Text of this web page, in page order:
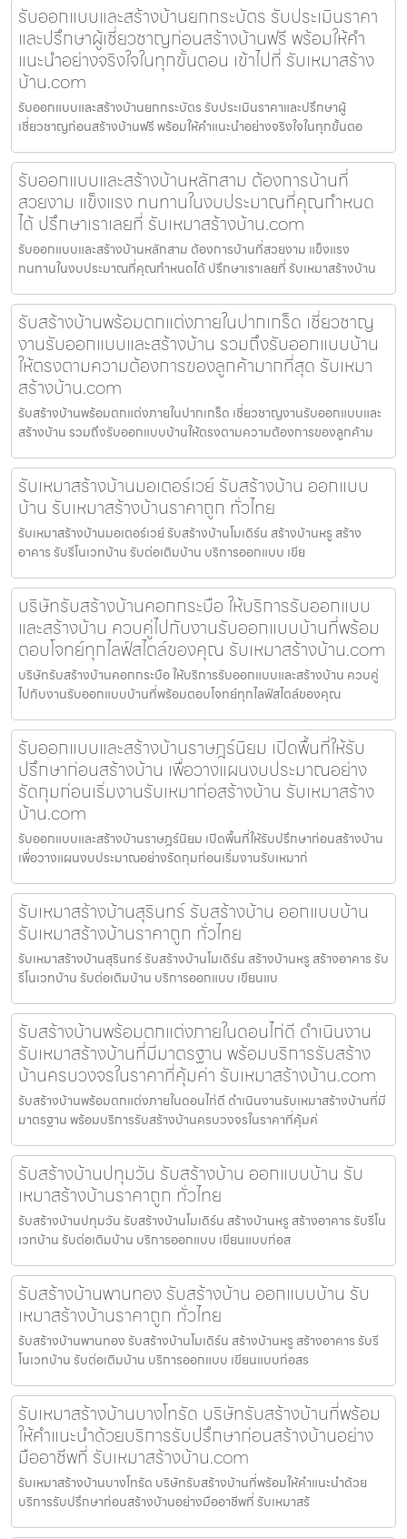
รับออกแบบและสร้างบ้านยกกระบัตร รับประเมินราคา
และปรึกษาผู้เชี่ยวชาญก่อนสร้างบ้านฟรี พร้อมให้คำ
แนะนำอย่างจริงใจในทุกขั้นตอน เข้าไปที่ รับเหมาสร้าง
บ้าน.com
รับออกแบบและสร้างบ้านยกกระบัตร รับประเมินราคาและปรึกษาผู้
เชี่ยวชาญก่อนสร้างบ้านฟรี พร้อมให้คำแนะนำอย่างจริงใจในทุกขั้นตอ
รับออกแบบและสร้างบ้านหลักสาม ต้องการบ้านที่
สวยงาม แข็งแรง ทนทานในงบประมาณที่คุณกำหนด
ได้ ปรึกษาเราเลยที่ รับเหมาสร้างบ้าน.com
รับออกแบบและสร้างบ้านหลักสาม ต้องการบ้านที่สวยงาม แข็งแรง
ทนทานในงบประมาณที่คุณกำหนดได้ ปรึกษาเราเลยที่ รับเหมาสร้างบ้าน
รับสร้างบ้านพร้อมตกแต่งภายในปากเกร็ด เชี่ยวชาญ
งานรับออกแบบและสร้างบ้าน รวมถึงรับออกแบบบ้าน
ให้ตรงตามความต้องการของลูกค้ามากที่สุด รับเหมา
สร้างบ้าน.com
รับสร้างบ้านพร้อมตกแต่งภายในปากเกร็ด เชี่ยวชาญงานรับออกแบบและ
สร้างบ้าน รวมถึงรับออกแบบบ้านให้ตรงตามความต้องการของลูกค้าม
รับเหมาสร้างบ้านมอเตอร์เวย์ รับสร้างบ้าน ออกแบบ
บ้าน รับเหมาสร้างบ้านราคาถูก ทั่วไทย
รับเหมาสร้างบ้านมอเตอร์เวย์ รับสร้างบ้านโมเดิร์น สร้างบ้านหรู สร้าง
อาคาร รับรีโนเวทบ้าน รับต่อเติมบ้าน บริการออกแบบ เขีย
บริษัทรับสร้างบ้านคอกกระบือ ให้บริการรับออกแบบ
และสร้างบ้าน ควบคู่ไปกับงานรับออกแบบบ้านที่พร้อม
ตอบโจทย์ทุกไลฟ์สไตล์ของคุณ รับเหมาสร้างบ้าน.com
บริษัทรับสร้างบ้านคอกกระบือ ให้บริการรับออกแบบและสร้างบ้าน ควบคู่
ไปกับงานรับออกแบบบ้านที่พร้อมตอบโจทย์ทุกไลฟ์สไตล์ของคุณ
รับออกแบบและสร้างบ้านราษฎร์นิยม เปิดพื้นที่ให้รับ
ปรึกษาก่อนสร้างบ้าน เพื่อวางแผนงบประมาณอย่าง
รัดกุมก่อนเริ่มงานรับเหมาก่อสร้างบ้าน รับเหมาสร้าง
บ้าน.com
รับออกแบบและสร้างบ้านราษฎร์นิยม เปิดพื้นที่ให้รับปรึกษาก่อนสร้างบ้าน
เพื่อวางแผนงบประมาณอย่างรัดกุมก่อนเริ่มงานรับเหมาก่
รับเหมาสร้างบ้านสุรินทร์ รับสร้างบ้าน ออกแบบบ้าน
รับเหมาสร้างบ้านราคาถูก ทั่วไทย
รับเหมาสร้างบ้านสุรินทร์ รับสร้างบ้านโมเดิร์น สร้างบ้านหรู สร้างอาคาร รับ
รีโนเวทบ้าน รับต่อเติมบ้าน บริการออกแบบ เขียนแบ
รับสร้างบ้านพร้อมตกแต่งภายในดอนไก่ดี ดำเนินงาน
รับเหมาสร้างบ้านที่มีมาตรฐาน พร้อมบริการรับสร้าง
บ้านครบวงจรในราคาที่คุ้มค่า รับเหมาสร้างบ้าน.com
รับสร้างบ้านพร้อมตกแต่งภายในดอนไก่ดี ดำเนินงานรับเหมาสร้างบ้านที่มี
มาตรฐาน พร้อมบริการรับสร้างบ้านครบวงจรในราคาที่คุ้มค่
รับสร้างบ้านปทุมวัน รับสร้างบ้าน ออกแบบบ้าน รับ
เหมาสร้างบ้านราคาถูก ทั่วไทย
รับสร้างบ้านปทุมวัน รับสร้างบ้านโมเดิร์น สร้างบ้านหรู สร้างอาคาร รับรีโน
เวทบ้าน รับต่อเติมบ้าน บริการออกแบบ เขียนแบบก่อส
รับสร้างบ้านพานทอง รับสร้างบ้าน ออกแบบบ้าน รับ
เหมาสร้างบ้านราคาถูก ทั่วไทย
รับสร้างบ้านพานทอง รับสร้างบ้านโมเดิร์น สร้างบ้านหรู สร้างอาคาร รับรี
โนเวทบ้าน รับต่อเติมบ้าน บริการออกแบบ เขียนแบบก่อสร
รับเหมาสร้างบ้านบางโทรัด บริษัทรับสร้างบ้านที่พร้อม
ให้คำแนะนำด้วยบริการรับปรึกษาก่อนสร้างบ้านอย่าง
มืออาชีพที่ รับเหมาสร้างบ้าน.com
รับเหมาสร้างบ้านบางโทรัด บริษัทรับสร้างบ้านที่พร้อมให้คำแนะนำด้วย
บริการรับปรึกษาก่อนสร้างบ้านอย่างมืออาชีพที่ รับเหมาสร้